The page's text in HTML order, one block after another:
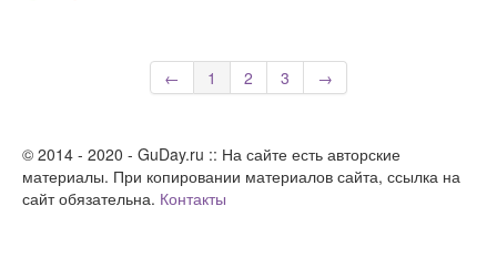
← 1 2 3 →
© 2014 - 2020 - GuDay.ru :: На сайте есть авторские
материалы. При копировании материалов сайта, ссылка на
сайт обязательна. Контакты